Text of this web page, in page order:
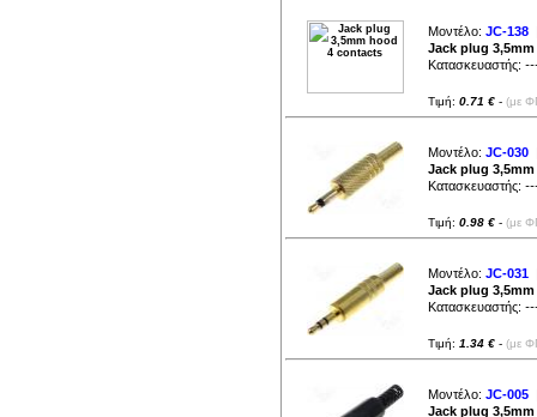
Μοντέλο: JC-138
Jack plug
Κατασκευαστής:
Τιμή: 0.71 € - (με
Μοντέλο: JC-030
Jack plug
Κατασκευαστής:
Τιμή: 0.98 € - (με
Μοντέλο: JC-031
Jack plug
Κατασκευαστής:
Τιμή: 1.34 € - (με
Μοντέλο: JC-005
Jack plug